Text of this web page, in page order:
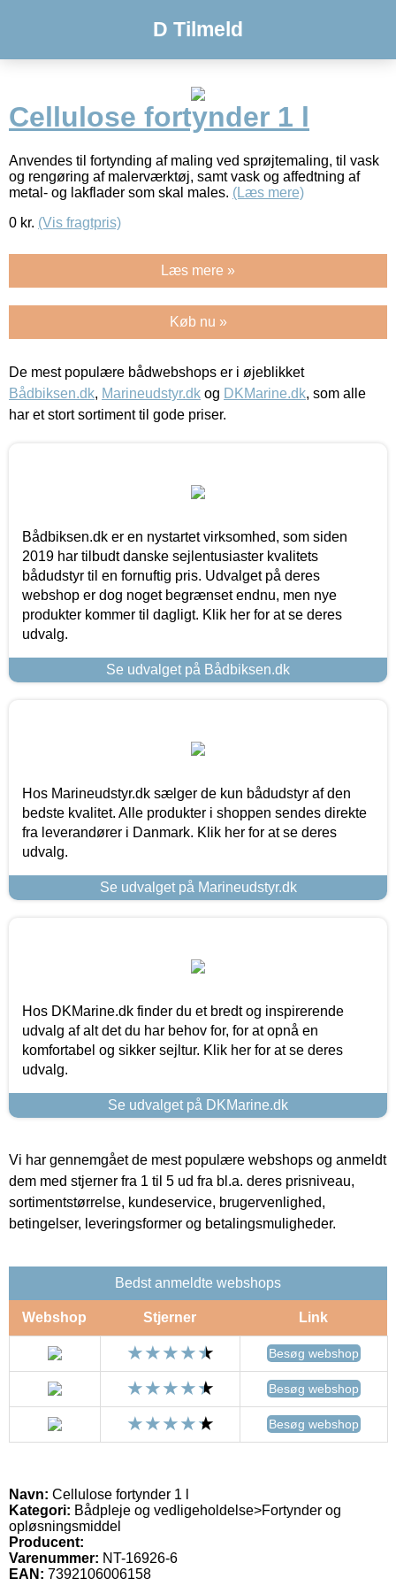
D Tilmeld
Cellulose fortynder 1 l
Anvendes til fortynding af maling ved sprøjtemaling, til vask
og rengøring af malerværktøj, samt vask og affedtning af
metal- og lakflader som skal males. (Læs mere)
0 kr. (Vis fragtpris)
Læs mere »
Køb nu »
De mest populære bådwebshops er i øjeblikket
Bådbiksen.dk, Marineudstyr.dk og DKMarine.dk, som alle
har et stort sortiment til gode priser.
Bådbiksen.dk er en nystartet virksomhed, som siden
2019 har tilbudt danske sejlentusiaster kvalitets
bådudstyr til en fornuftig pris. Udvalget på deres
webshop er dog noget begrænset endnu, men nye
produkter kommer til dagligt. Klik her for at se deres
udvalg.
Se udvalget på Bådbiksen.dk
Hos Marineudstyr.dk sælger de kun bådudstyr af den
bedste kvalitet. Alle produkter i shoppen sendes direkte
fra leverandører i Danmark. Klik her for at se deres
udvalg.
Se udvalget på Marineudstyr.dk
Hos DKMarine.dk finder du et bredt og inspirerende
udvalg af alt det du har behov for, for at opnå en
komfortabel og sikker sejltur. Klik her for at se deres
udvalg.
Se udvalget på DKMarine.dk
Vi har gennemgået de mest populære webshops og anmeldt
dem med stjerner fra 1 til 5 ud fra bl.a. deres prisniveau,
sortimentstørrelse, kundeservice, brugervenlighed,
betingelser, leveringsformer og betalingsmuligheder.
Bedst anmeldte webshops
Webshop Stjerner Link
Besøg webshop
Besøg webshop
Besøg webshop
Navn: Cellulose fortynder 1 l
Kategori: Bådpleje og vedligeholdelse>Fortynder og
opløsningsmiddel
Producent:
Varenummer: NT-16926-6
EAN: 7392106006158